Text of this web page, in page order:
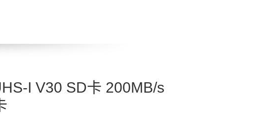
I V30 SD卡 200MB/s